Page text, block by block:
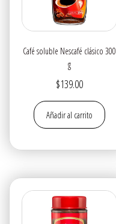
Café soluble Nescafé clásico 300
g
$139.00
Añadir al carrito